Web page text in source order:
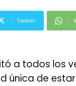
Twitter
a todos los
única de